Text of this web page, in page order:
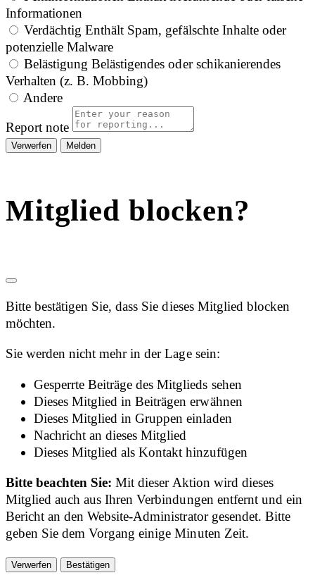
Informationen
Verdächtig Enthält Spam, gefälschte Inhalte oder
potenzielle Malware
Belästigung Belästigendes oder schikanierendes
Verhalten (z. B. Mobbing)
Andere
Report note
Melden
Mitglied blocken?
Bitte bestätigen Sie, dass Sie dieses Mitglied blocken
möchten.
Sie werden nicht mehr in der Lage sein:
Gesperrte Beiträge des Mitglieds sehen
Dieses Mitglied in Beiträgen erwähnen
Dieses Mitglied in Gruppen einladen
Nachricht an dieses Mitglied
Dieses Mitglied als Kontakt hinzufügen
Bitte beachten Sie:Mit dieser Aktion wird dieses
Mitglied auch aus Ihren Verbindungen entfernt und ein
Bericht an den Website-Administrator gesendet. Bitte
geben Sie dem Vorgang einige Minuten Zeit.
Bestätigen